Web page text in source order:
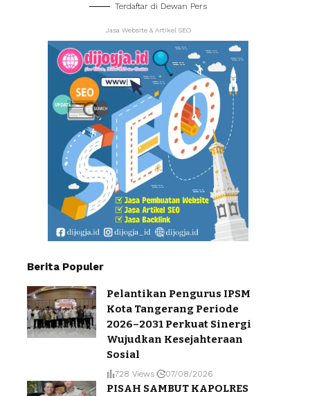
Terdaftar di Dewan Pers
Jasa Website & Artikel SEO
Berita Populer
Pelantikan Pengurus IPSM
Kota Tangerang Periode
2026–2031 Perkuat Sinergi
Wujudkan Kesejahteraan
Sosial
728 Views 07/08/2026
PISAH SAMBUT KAPOLRES